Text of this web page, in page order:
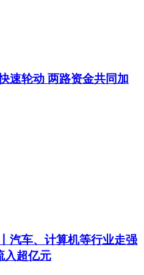
速轮动 两路资金共同加
汽车、计算机等行业走强
入超亿元